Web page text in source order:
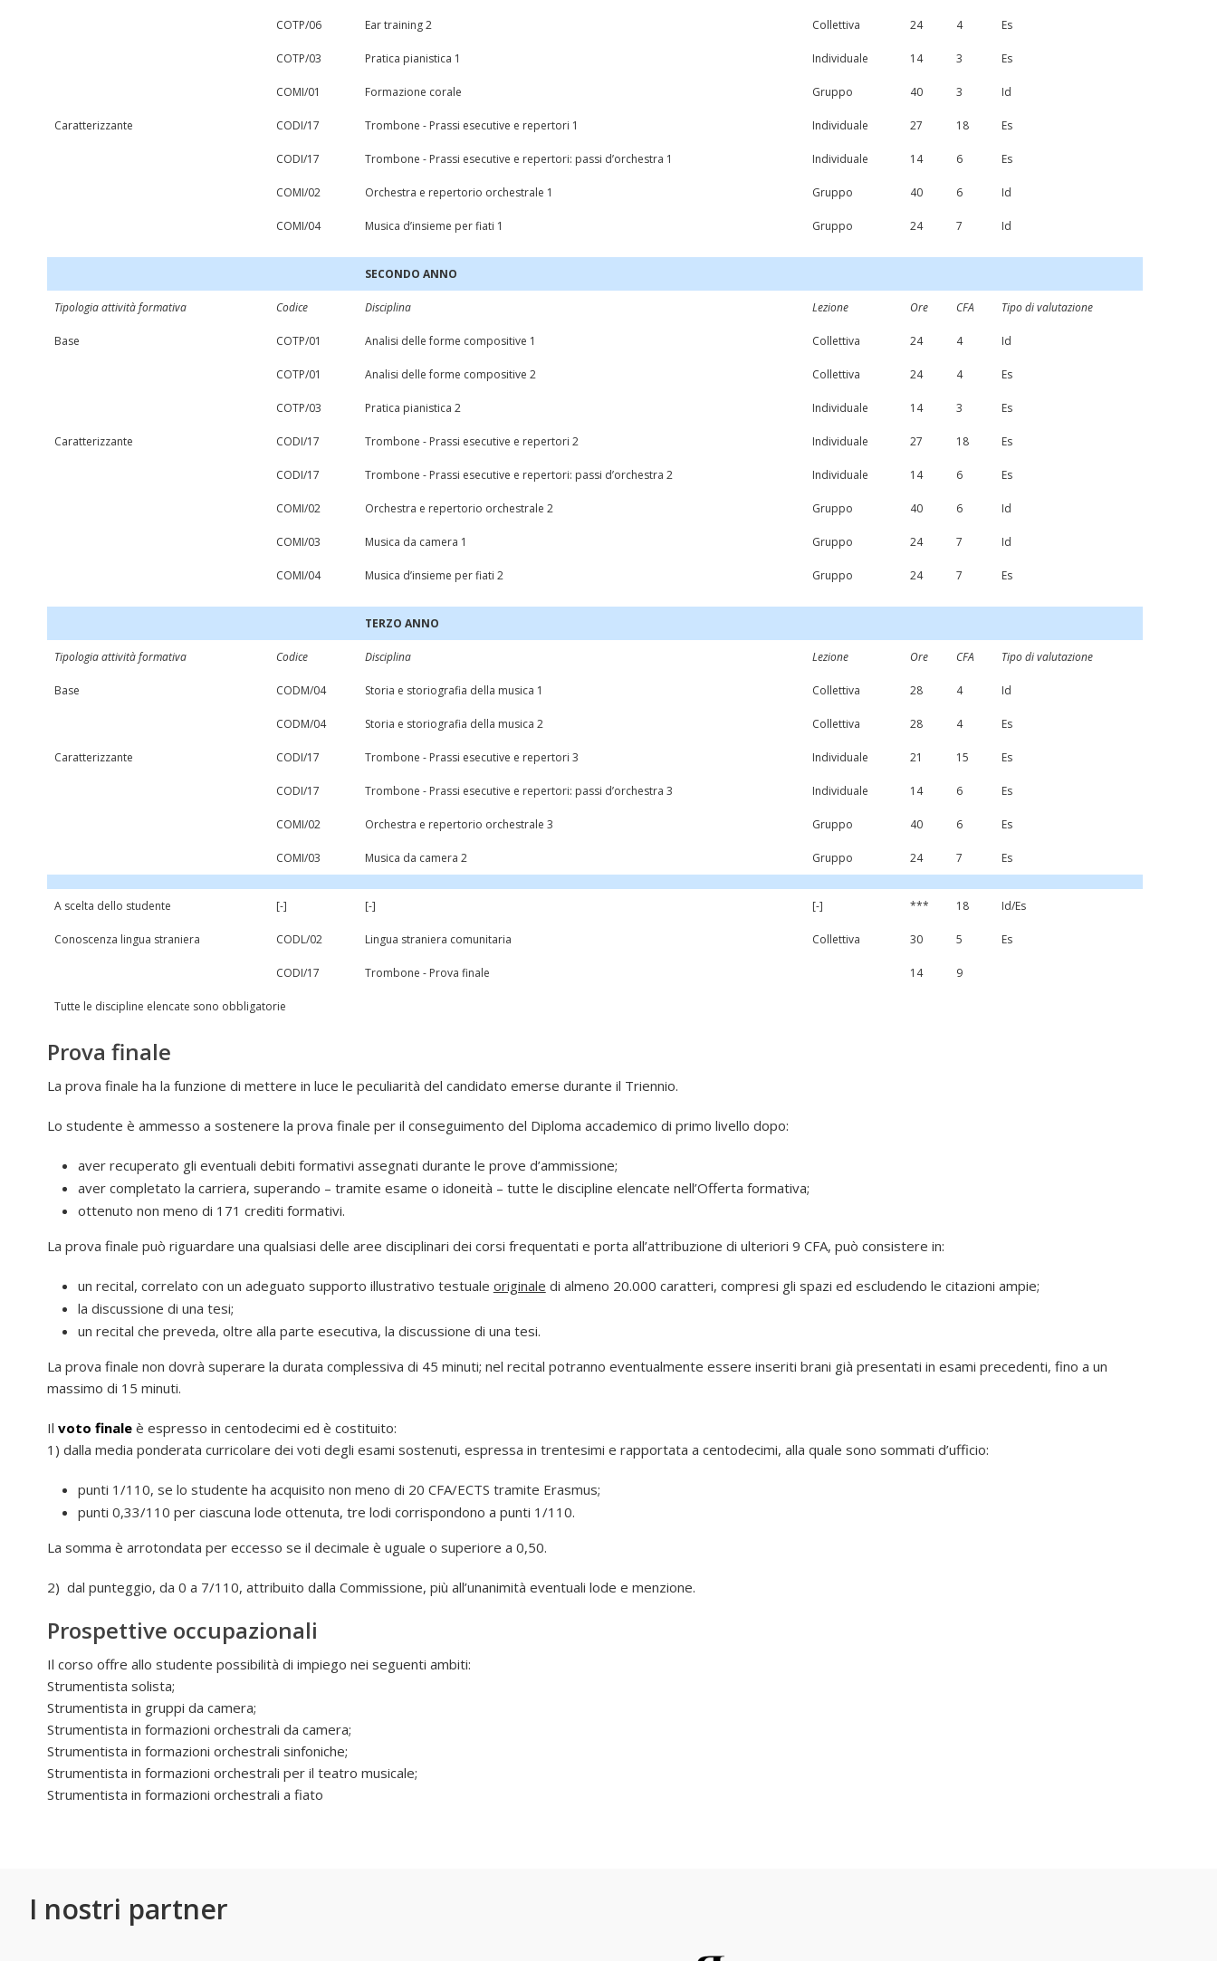
COTP/06 Ear training 2 Collettiva 24 4 Es
COTP/03 Pratica pianistica 1 Individuale 14 3 Es
COMI/01 Formazione corale Gruppo 40 3 Id
Caratterizzante CODI/17 Trombone - Prassi esecutive e repertori 1 Individuale 27 18 Es
CODI/17 Trombone - Prassi esecutive e repertori: passi d’orchestra 1 Individuale 14 6 Es
COMI/02 Orchestra e repertorio orchestrale 1 Gruppo 40 6 Id
COMI/04 Musica d’insieme per fiati 1 Gruppo 24 7 Id
SECONDO ANNO
Tipologia attività formativa Codice Disciplina Lezione Ore CFA Tipo di valutazione
Base COTP/01 Analisi delle forme compositive 1 Collettiva 24 4 Id
COTP/01 Analisi delle forme compositive 2 Collettiva 24 4 Es
COTP/03 Pratica pianistica 2 Individuale 14 3 Es
Caratterizzante CODI/17 Trombone - Prassi esecutive e repertori 2 Individuale 27 18 Es
CODI/17 Trombone - Prassi esecutive e repertori: passi d’orchestra 2 Individuale 14 6 Es
COMI/02 Orchestra e repertorio orchestrale 2 Gruppo 40 6 Id
COMI/03 Musica da camera 1 Gruppo 24 7 Id
COMI/04 Musica d’insieme per fiati 2 Gruppo 24 7 Es
TERZO ANNO
Tipologia attività formativa Codice Disciplina Lezione Ore CFA Tipo di valutazione
Base CODM/04 Storia e storiografia della musica 1 Collettiva 28 4 Id
CODM/04 Storia e storiografia della musica 2 Collettiva 28 4 Es
Caratterizzante CODI/17 Trombone - Prassi esecutive e repertori 3 Individuale 21 15 Es
CODI/17 Trombone - Prassi esecutive e repertori: passi d’orchestra 3 Individuale 14 6 Es
COMI/02 Orchestra e repertorio orchestrale 3 Gruppo 40 6 Es
COMI/03 Musica da camera 2 Gruppo 24 7 Es
A scelta dello studente [-] [-] [-] *** 18 Id/Es
Conoscenza lingua straniera CODL/02 Lingua straniera comunitaria Collettiva 30 5 Es
CODI/17 Trombone - Prova finale 14 9
Tutte le discipline elencate sono obbligatorie
Prova finale
La prova finale ha la funzione di mettere in luce le peculiarità del candidato emerse durante il Triennio.
Lo studente è ammesso a sostenere la prova finale per il conseguimento del Diploma accademico di primo livello dopo:
aver recuperato gli eventuali debiti formativi assegnati durante le prove d’ammissione;
aver completato la carriera, superando – tramite esame o idoneità – tutte le discipline elencate nell’Offerta formativa;
ottenuto non meno di 171 crediti formativi.
La prova finale può riguardare una qualsiasi delle aree disciplinari dei corsi frequentati e porta all’attribuzione di ulteriori 9 CFA, può consistere in:
un recital, correlato con un adeguato supporto illustrativo testuale originale di almeno 20.000 caratteri, compresi gli spazi ed escludendo le citazioni ampie;
la discussione di una tesi;
un recital che preveda, oltre alla parte esecutiva, la discussione di una tesi.
La prova finale non dovrà superare la durata complessiva di 45 minuti; nel recital potranno eventualmente essere inseriti brani già presentati in esami precedenti, fino a un
massimo di 15 minuti.
Il voto finale è espresso in centodecimi ed è costituito:
1) dalla media ponderata curricolare dei voti degli esami sostenuti, espressa in trentesimi e rapportata a centodecimi, alla quale sono sommati d’ufficio:
punti 1/110, se lo studente ha acquisito non meno di 20 CFA/ECTS tramite Erasmus;
punti 0,33/110 per ciascuna lode ottenuta, tre lodi corrispondono a punti 1/110.
La somma è arrotondata per eccesso se il decimale è uguale o superiore a 0,50.
2) dal punteggio, da 0 a 7/110, attribuito dalla Commissione, più all’unanimità eventuali lode e menzione.
Prospettive occupazionali
Il corso offre allo studente possibilità di impiego nei seguenti ambiti:
Strumentista solista;
Strumentista in gruppi da camera;
Strumentista in formazioni orchestrali da camera;
Strumentista in formazioni orchestrali sinfoniche;
Strumentista in formazioni orchestrali per il teatro musicale;
Strumentista in formazioni orchestrali a fiato
I nostri partner